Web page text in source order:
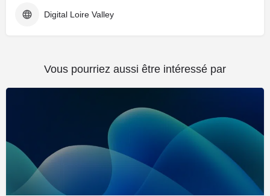
Digital Loire Valley
Vous pourriez aussi être intéressé par